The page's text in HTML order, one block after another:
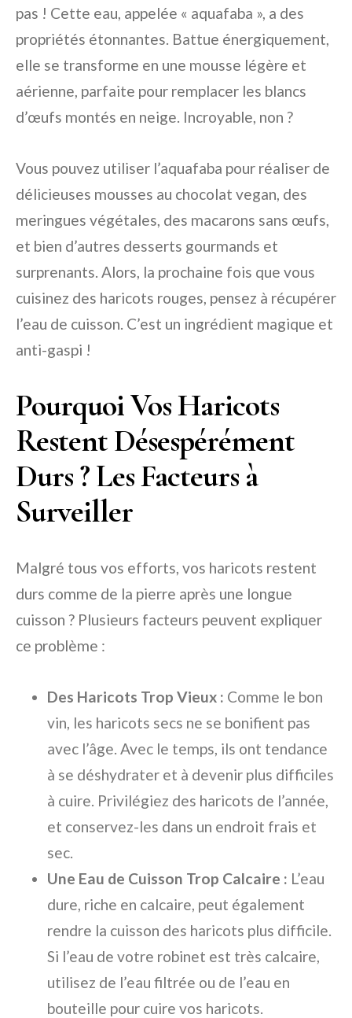
pas ! Cette eau, appelée « aquafaba », a des
propriétés étonnantes. Battue énergiquement,
elle se transforme en une mousse légère et
aérienne, parfaite pour remplacer les blancs
d’œufs montés en neige. Incroyable, non ?
Vous pouvez utiliser l’aquafaba pour réaliser de
délicieuses mousses au chocolat vegan, des
meringues végétales, des macarons sans œufs,
et bien d’autres desserts gourmands et
surprenants. Alors, la prochaine fois que vous
cuisinez des haricots rouges, pensez à récupérer
l’eau de cuisson. C’est un ingrédient magique et
anti-gaspi !
Pourquoi Vos Haricots
Restent Désespérément
Durs ? Les Facteurs à
Surveiller
Malgré tous vos efforts, vos haricots restent
durs comme de la pierre après une longue
cuisson ? Plusieurs facteurs peuvent expliquer
ce problème :
Des Haricots Trop Vieux : Comme le bon
vin, les haricots secs ne se bonifient pas
avec l’âge. Avec le temps, ils ont tendance
à se déshydrater et à devenir plus difficiles
à cuire. Privilégiez des haricots de l’année,
et conservez-les dans un endroit frais et
sec.
Une Eau de Cuisson Trop Calcaire : L’eau
dure, riche en calcaire, peut également
rendre la cuisson des haricots plus difficile.
Si l’eau de votre robinet est très calcaire,
utilisez de l’eau filtrée ou de l’eau en
bouteille pour cuire vos haricots.